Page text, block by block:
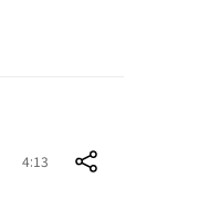
4:13